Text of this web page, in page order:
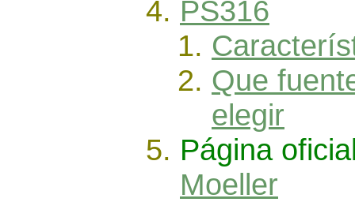
PS316
Que
elegir
Página
Moeller